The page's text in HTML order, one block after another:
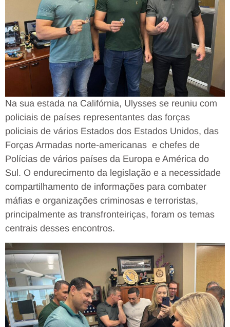
Na sua estada na Califórnia, Ulysses se reuniu com
policiais de países representantes das forças
policiais de vários Estados dos Estados Unidos, das
Forças Armadas norte-americanas e chefes de
Polícias de vários países da Europa e América do
Sul. O endurecimento da legislação e a necessidade
compartilhamento de informações para combater
máfias e organizações criminosas e terroristas,
principalmente as transfronteiriças, foram os temas
centrais desses encontros.